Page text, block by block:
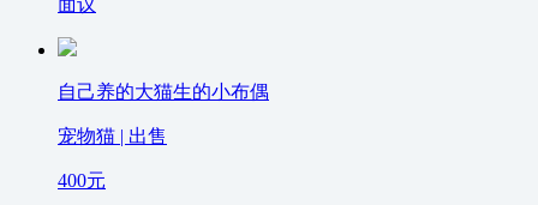
自己养的大猫生的小布偶
宠物猫 | 出售
400元